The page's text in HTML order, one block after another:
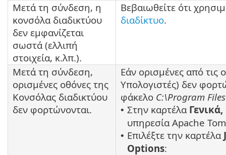
Μετά τη σύνδεση, η
κονσόλα διαδικτύου
δεν εμφανίζεται
σωστά (ελλιπή
στοιχεία, κ.λπ.).
Βεβαιωθείτε ότι
διαδίκτυο.
Μετά τη σύνδεση,
ορισμένες οθόνες της
Κονσόλας διαδικτύου
δεν φορτώνονται.
Εάν ορισμένες από τις
Υπολογιστές) δεν
φάκελο C:\Program
• Στην καρτέλα Γενικά,
υπηρεσία Apache
• Επιλέξτε την καρτέλα
Options: